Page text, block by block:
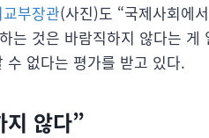
부장관(사진)도 “국제사회에
는 것은 바람직하지 않다는 게
없다는 평가를 받고 있다.
지 않다”